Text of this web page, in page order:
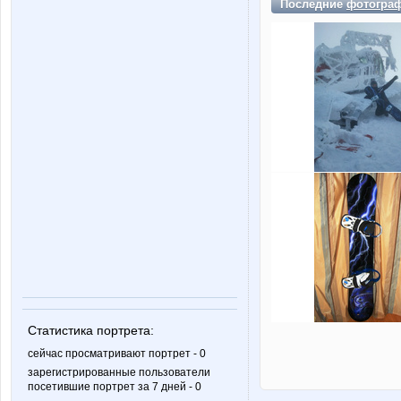
Статистика портрета:
сейчас просматривают портрет - 0
зарегистрированные пользователи
посетившие портрет за 7 дней - 0
Последние